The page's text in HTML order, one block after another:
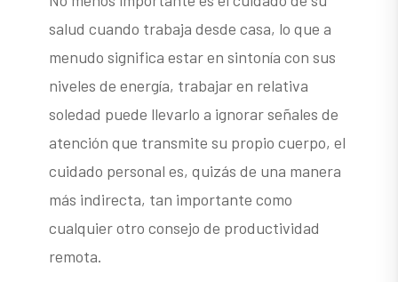
salud cuando trabaja desde casa, lo que a
menudo significa estar en sintonía con sus
niveles de energía, trabajar en relativa
soledad puede llevarlo a ignorar señales de
atención que transmite su propio cuerpo, el
cuidado personal es, quizás de una manera
más indirecta, tan importante como
cualquier otro consejo de productividad
remota.